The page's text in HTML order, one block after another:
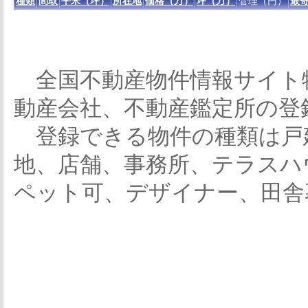
全国不動産物件情報サイト
動産会社、不動産鑑定所の
登録できる物件の種類は
地、店舗、事務所、テラス
ペット可、デザイナー、田